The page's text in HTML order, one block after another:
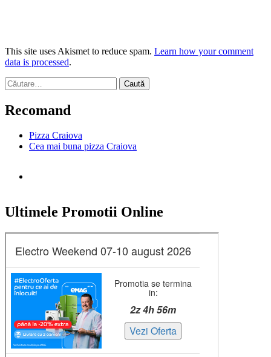
This site uses Akismet to reduce spam. Learn how your comment
data is processed.
Caută
după:
Recomand
Pizza Craiova
Cea mai buna pizza Craiova
Ultimele Promotii Online